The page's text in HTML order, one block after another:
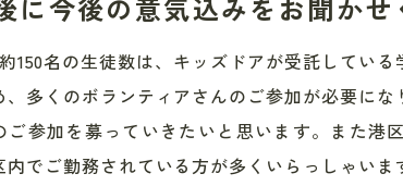
に今後の意気込みをお聞かせ
150名の生徒数は、キッズドアが受託してい
、多くのボランティアさんのご参加が必要に
ご参加を募っていきたいと思います。また港
内でご勤務されている方が多くいらっしゃい